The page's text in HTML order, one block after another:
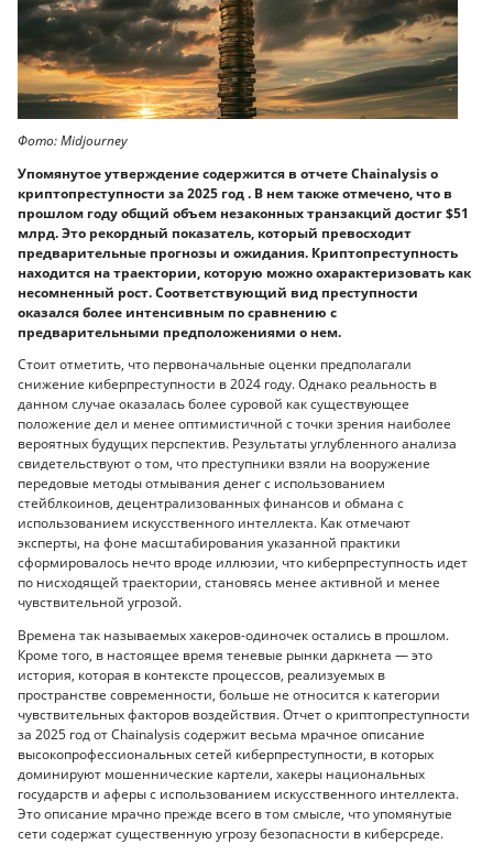
Фото: Midjourney
Упомянутое утверждение содержится в отчете Chainalysis о
криптопреступности за 2025 год . В нем также отмечено, что в
прошлом году общий объем незаконных транзакций достиг $51
млрд. Это рекордный показатель, который превосходит
предварительные прогнозы и ожидания. Криптопреступность
находится на траектории, которую можно охарактеризовать как
несомненный рост. Соответствующий вид преступности
оказался более интенсивным по сравнению с
предварительными предположениями о нем.
Стоит отметить, что первоначальные оценки предполагали
снижение киберпреступности в 2024 году. Однако реальность в
данном случае оказалась более суровой как существующее
положение дел и менее оптимистичной с точки зрения наиболее
вероятных будущих перспектив. Результаты углубленного анализа
свидетельствуют о том, что преступники взяли на вооружение
передовые методы отмывания денег с использованием
стейблкоинов, децентрализованных финансов и обмана с
использованием искусственного интеллекта. Как отмечают
эксперты, на фоне масштабирования указанной практики
сформировалось нечто вроде иллюзии, что киберпреступность идет
по нисходящей траектории, становясь менее активной и менее
чувствительной угрозой.
Времена так называемых хакеров-одиночек остались в прошлом.
Кроме того, в настоящее время теневые рынки даркнета — это
история, которая в контексте процессов, реализуемых в
пространстве современности, больше не относится к категории
чувствительных факторов воздействия. Отчет о криптопреступности
за 2025 год от Chainalysis содержит весьма мрачное описание
высокопрофессиональных сетей киберпреступности, в которых
доминируют мошеннические картели, хакеры национальных
государств и аферы с использованием искусственного интеллекта.
Это описание мрачно прежде всего в том смысле, что упомянутые
сети содержат существенную угрозу безопасности в киберсреде.